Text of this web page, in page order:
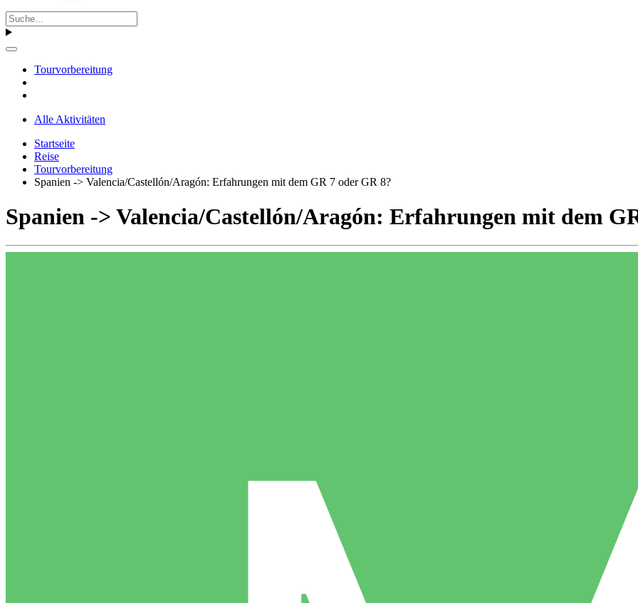
Tourvorbereitung
Alle Aktivitäten
Startseite
Reise
Tourvorbereitung
Spanien -> Valencia/Castellón/Aragón: Erfahrungen mit dem GR 7 oder GR 8?
Spanien -> Valencia/Castellón/Aragón: Erfahrungen mit dem